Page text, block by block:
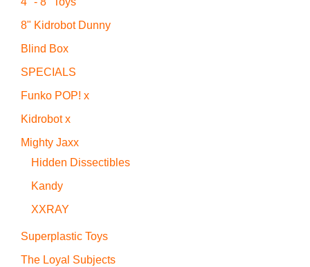
8" Kidrobot Dunny
Blind Box
SPECIALS
Funko POP! x
Kidrobot x
Mighty Jaxx
Hidden Dissectibles
Kandy
XXRAY
Superplastic Toys
The Loyal Subjects